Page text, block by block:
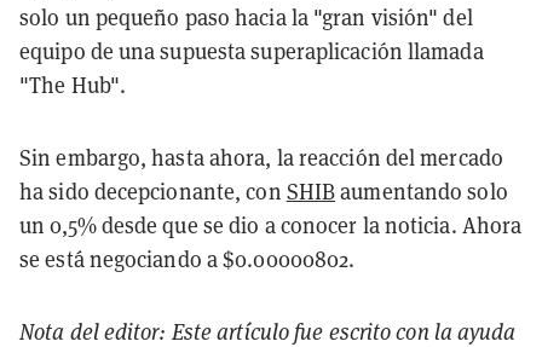
solo un pequeño paso hacia la "gran visión" del
equipo de una supuesta superaplicación llamada
"The Hub".
Sin embargo, hasta ahora, la reacción del mercado
ha sido decepcionante, con SHIBaumentando solo
un 0,5% desde que se dio a conocer la noticia. Ahora
se está negociando a $0.00000802.
Nota del editor: Este artículo fue escrito con la ayuda